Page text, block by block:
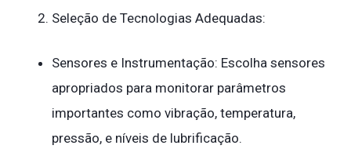
Seleção de Tecnologias Adequadas:
Sensores e Instrumentação: Escolha sensores
apropriados para monitorar parâmetros
importantes como vibração, temperatura,
pressão, e níveis de lubrificação.